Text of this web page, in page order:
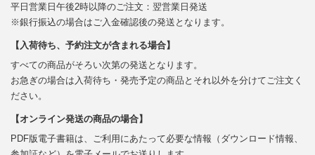
平日営業日午後2時以降のご注文：翌営業日発送
※銀行振込の場合はご入金確認後の発送となります。
【入荷待ち、予約注文が含まれる場合】
すべての商品がそろい次第の発送となります。
お急ぎの場合は入荷待ち・発売予定の商品とそれ以外を分けてご注文く
ださい。
【オンライン発送の商品の場合】
PDF版電子書籍は、ご利用にあたって必要な情報（ダウンロード情報、